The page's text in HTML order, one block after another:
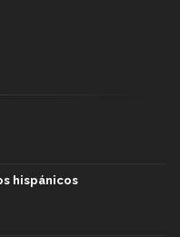
hispánicos